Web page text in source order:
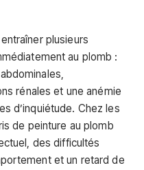
plusieurs
au plomb :
rénales et une anémie
d’inquiétude. Chez les
de peinture au plomb
des difficultés
et un retard de